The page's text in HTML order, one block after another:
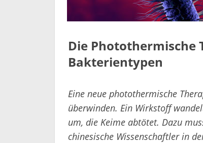
Die
Bakterientypen
Eine neue photothermische
überwinden. Ein Wirkstoff
um, die Keime abtötet. Dazu
chinesische Wissenschaftler in